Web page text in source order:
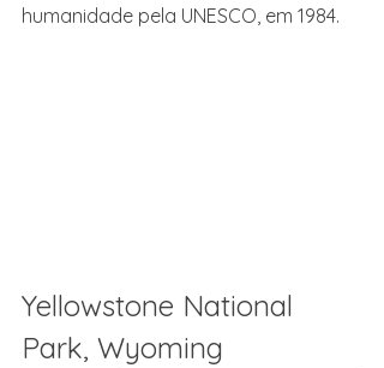
humanidade pela UNESCO, em 1984.
Yellowstone National
Park, Wyoming